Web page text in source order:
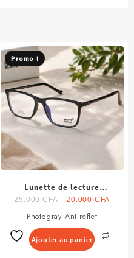
Promo !
Lunette de lecture
photogray antireflet
25.000CFA
Le
était :
25.000 CFA.
20.000 CFA
Photogray Antireflet
Ajouter au panier